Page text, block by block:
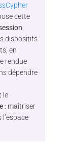
cette
dispositifs
en
rendue
dépendre
le
: maîtriser